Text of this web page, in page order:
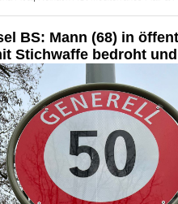
BS: Mann (68) in
Stichwaffe bedroht